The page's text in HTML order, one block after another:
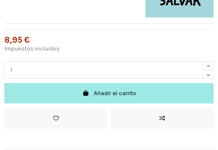
8,95 €
Impuestos incluidos
Añadir al carrito